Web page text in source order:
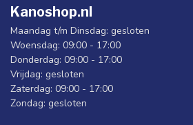
Kanoshop.nl
Maandag t/m Dinsdag: gesloten
Woensdag: 09:00 - 17:00
Donderdag: 09:00 - 17:00
Vrijdag: gesloten
Zaterdag: 09:00 - 17:00
Zondag: gesloten